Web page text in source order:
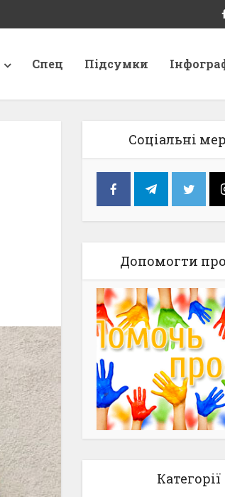
Спец Підсумки
Соціальні
Допомогти
Категорії